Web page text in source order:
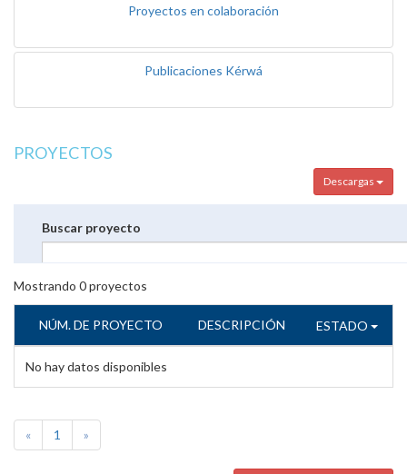
Proyectos en colaboración
Publicaciones Kérwá
PROYECTOS
Descargas
Buscar proyecto
Mostrando 0proyectos
NÚM. DE PROYECTO DESCRIPCIÓN ESTADO
No hay datos disponibles
« 1 »